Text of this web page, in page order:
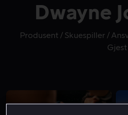
Dwayne
Produsent Skuespiller
Gjest